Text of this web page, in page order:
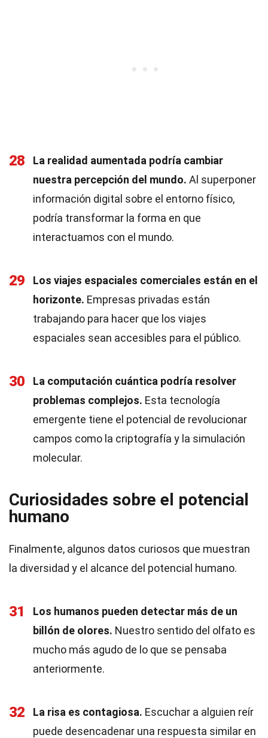
28
La realidad aumentada podría cambiar
nuestra percepción del mundo. Al superponer
información digital sobre el entorno físico,
podría transformar la forma en que
interactuamos con el mundo.
29
Los viajes espaciales comerciales están en el
horizonte. Empresas privadas están
trabajando para hacer que los viajes
espaciales sean accesibles para el público.
30
La computación cuántica podría resolver
problemas complejos. Esta tecnología
emergente tiene el potencial de revolucionar
campos como la criptografía y la simulación
molecular.
Curiosidades sobre el potencial
humano
Finalmente, algunos datos curiosos que muestran
la diversidad y el alcance del potencial humano.
31
Los humanos pueden detectar más de un
billón de olores. Nuestro sentido del olfato es
mucho más agudo de lo que se pensaba
anteriormente.
32 La risa es contagiosa. Escuchar a alguien reír
puede desencadenar una respuesta similar en